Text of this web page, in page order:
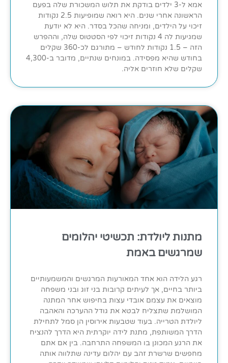
אמא ל-3 ילדים בודקת את תלוש המשכורת שלה בפעם
הראשונה אחרי שנים. היא רואה שמופיעות 2.5 נקודות
זיכוי על הילדים, ומניחה שהכל בסדר. היא לא יודעת
שמגיעות לה 4 נקודות זיכוי לפי הסטטוס שלה, וההפרש
הזה – 1.5 נקודות לחודש – מתורגם לכ-360 שקלים
בחודש שהיא מפסידה. במונחים שנתיים, מדובר ב-4,300
שקלים שלא חוזרים אליה.
מתנות ליולדת: תכשיטי יהלומים
שמרגשים באמת
רגע הלידה הוא אחד המאורעות המרגשים והמשמעותיים
ביותר בחיים, אך לעיתים קרובות בני זוג ובני משפחה
מוצאים את עצמם אובדי עצות בחיפוש אחר המתנה
המושלמת שתצליח לבטא את גודל ההערכה והאהבה
ליולדת הטרייה. בעוד שטבעות אירוסין הן סמל לתחילת
הדרך המשותפת, מתנת לידה יוקרתית היא הדרך להנציח
את הרגע המכונן בו המשפחה התרחבה. בין אם אתם
מחפשים שרשרת זהב עם יהלום עדינה שתלווה אותה